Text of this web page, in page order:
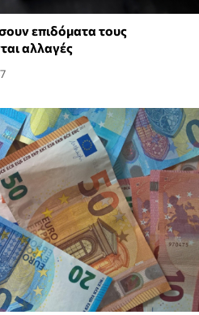
επιδόματα τους
αλλαγές